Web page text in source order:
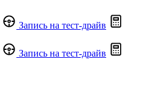
Запись на тест-драйв
Запись на тест-драйв